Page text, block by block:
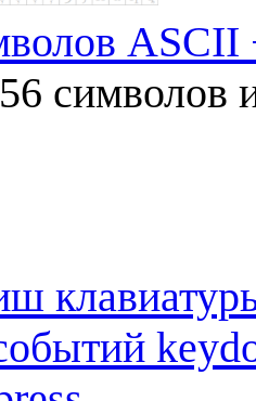
ASCII
символов